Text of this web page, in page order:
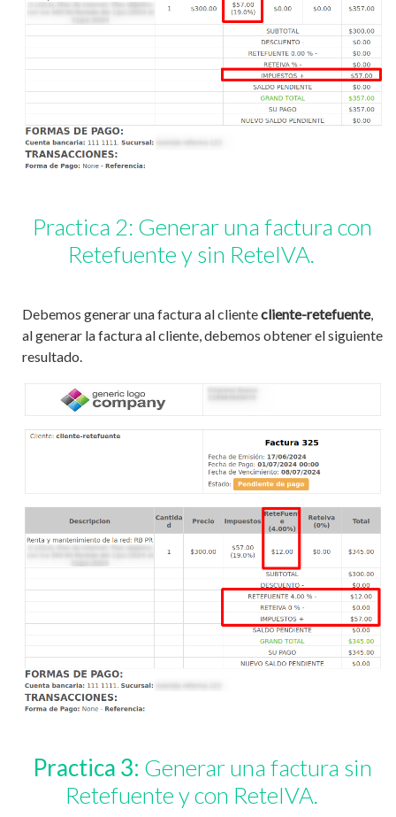
Practica 2: Generar una factura con
Retefuente y sin ReteIVA.
Debemos generar una factura al clientecliente-retefuente,
al generar la factura al cliente, debemos obtener el siguiente
resultado.
Practica 3: Generar una factura sin
Retefuente y con ReteIVA.